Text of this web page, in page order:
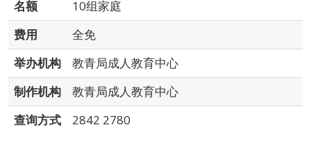
名额
10组家庭
费用
全免
举办机构
教青局成人教育中心
制作机构
教青局成人教育中心
查询方式
2842 2780